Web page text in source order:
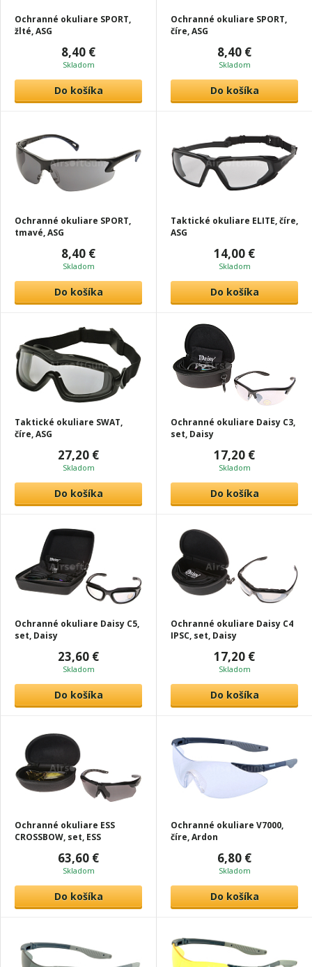
Ochranné okuliare SPORT,
žlté, ASG
8,40 €
Skladom
Do košíka
Ochranné okuliare SPORT,
číre, ASG
8,40 €
Skladom
Do košíka
Ochranné okuliare SPORT,
tmavé, ASG
8,40 €
Skladom
Do košíka
Taktické okuliare ELITE, číre,
ASG
14,00 €
Skladom
Do košíka
Taktické okuliare SWAT,
číre, ASG
27,20 €
Skladom
Do košíka
Ochranné okuliare Daisy C3,
set, Daisy
17,20 €
Skladom
Do košíka
Ochranné okuliare Daisy C5,
set, Daisy
23,60 €
Skladom
Do košíka
Ochranné okuliare Daisy C4
IPSC, set, Daisy
17,20 €
Skladom
Do košíka
Ochranné okuliare ESS
CROSSBOW, set, ESS
63,60 €
Skladom
Do košíka
Ochranné okuliare V7000,
číre, Ardon
6,80 €
Skladom
Do košíka